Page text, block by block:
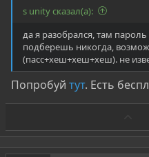
s unity сказал(а):
да я разобрался, там
подберешь никогда,
(пасс+хеш+хеш+хеш). не
Попробуй тут. Есть
а